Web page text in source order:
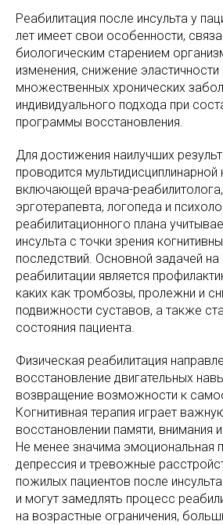
Реабилитация после инсульта у
лет имеет свои особенности,
биологическим старением
изменения, снижение
множественных хронических
индивидуального подхода при
программы восстановления.
Для достижения наилучших
проводится
включающей врача-
эрготерапевта, логопеда и
реабилитационного плана
инсульта с точки зрения
последствий. Основной задачей
реабилитации является
каких как тромбозы, пролежни и
подвижности суставов, а также
состояния пациента.
Физическая реабилитация
восстановление двигательных
возвращение возможности к
Когнитивная терапия играет
восстановлении памяти, внимания
Не менее значима эмоциональная
депрессия и тревожные
пожилых пациентов после
и могут замедлять процесс
на возрастные ограничения,